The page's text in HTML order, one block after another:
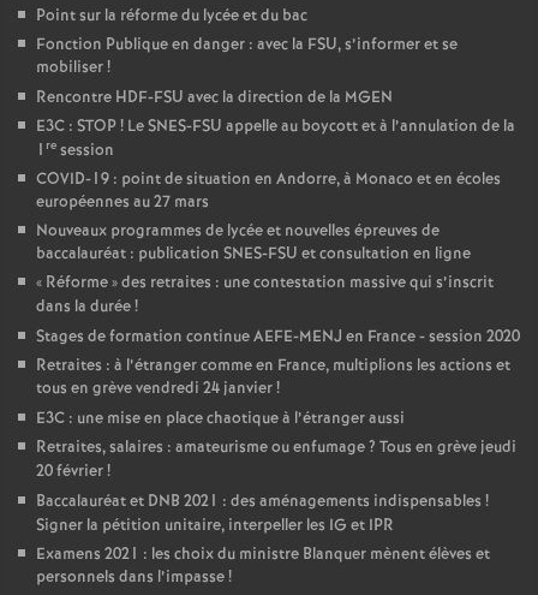
Point sur la réforme du lycée et du bac
Fonction Publique en danger : avec la FSU, s’informer et se
mobiliser!
Rencontre HDF-FSU avec la direction de la MGEN
E3C : STOP! Le SNES-FSU appelle au boycott et à l’annulation de la
1 re session
COVID-19 : point de situation en Andorre, à Monaco et en écoles
européennes au 27 mars
Nouveaux programmes de lycée et nouvelles épreuves de
baccalauréat : publication SNES-FSU et consultation en ligne
« Réforme» des retraites : une contestation massive qui s’inscrit
dans la durée!
Stages de formation continue AEFE-MENJ en France - session 2020
Retraites : à l’étranger comme en France, multiplions les actions et
tous en grève vendredi 24 janvier!
E3C : une mise en place chaotique à l’étranger aussi
Retraites, salaires : amateurisme ou enfumage? Tous en grève jeudi
20 février!
Baccalauréat et DNB 2021 : des aménagements indispensables !
Signer la pétition unitaire, interpeller les IG et IPR
Examens 2021 : les choix du ministre Blanquer mènent élèves et
personnels dans l’impasse!